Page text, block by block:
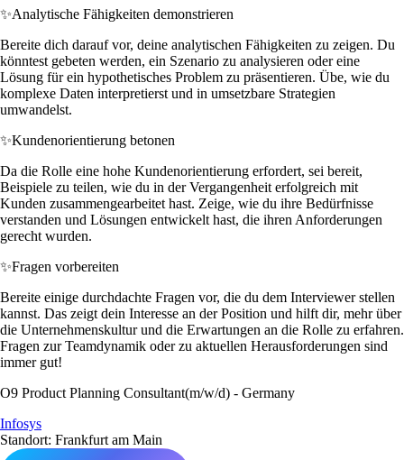
✨Analytische Fähigkeiten demonstrieren
Bereite dich darauf vor, deine analytischen Fähigkeiten zu zeigen. Du
könntest gebeten werden, ein Szenario zu analysieren oder eine
Lösung für ein hypothetisches Problem zu präsentieren. Übe, wie du
komplexe Daten interpretierst und in umsetzbare Strategien
umwandelst.
✨Kundenorientierung betonen
Da die Rolle eine hohe Kundenorientierung erfordert, sei bereit,
Beispiele zu teilen, wie du in der Vergangenheit erfolgreich mit
Kunden zusammengearbeitet hast. Zeige, wie du ihre Bedürfnisse
verstanden und Lösungen entwickelt hast, die ihren Anforderungen
gerecht wurden.
✨Fragen vorbereiten
Bereite einige durchdachte Fragen vor, die du dem Interviewer stellen
kannst. Das zeigt dein Interesse an der Position und hilft dir, mehr über
die Unternehmenskultur und die Erwartungen an die Rolle zu erfahren.
Fragen zur Teamdynamik oder zu aktuellen Herausforderungen sind
immer gut!
O9 Product Planning Consultant(m/w/d) - Germany
Infosys
Standort: Frankfurt am Main